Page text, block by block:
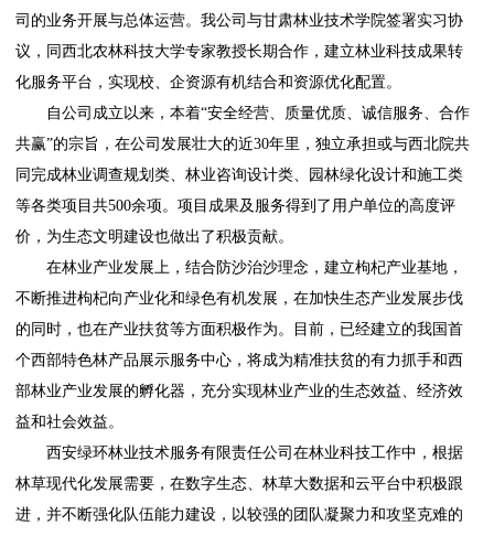
司的业务开展与总体运营。我公司与甘肃林业技术学院签署实习协
议，同西北农林科技大学专家教授长期合作，建立林业科技成果转
化服务平台，实现校、企资源有机结合和资源优化配置。
自公司成立以来，本着“安全经营、质量优质、诚信服务、合作
共赢”的宗旨，在公司发展壮大的近30年里，独立承担或与西北院共
同完成林业调查规划类、林业咨询设计类、园林绿化设计和施工类
等各类项目共500余项。项目成果及服务得到了用户单位的高度评
价，为生态文明建设也做出了积极贡献。
在林业产业发展上，结合防沙治沙理念，建立枸杞产业基地，
不断推进枸杞向产业化和绿色有机发展，在加快生态产业发展步伐
的同时，也在产业扶贫等方面积极作为。目前，已经建立的我国首
个西部特色林产品展示服务中心，将成为精准扶贫的有力抓手和西
部林业产业发展的孵化器，充分实现林业产业的生态效益、经济效
益和社会效益。
西安绿环林业技术服务有限责任公司在林业科技工作中，根据
林草现代化发展需要，在数字生态、林草大数据和云平台中积极跟
进，并不断强化队伍能力建设，以较强的团队凝聚力和攻坚克难的